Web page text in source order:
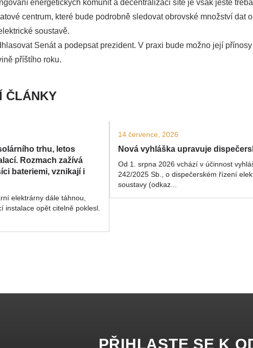
energetických komunit a decentralizaci sítě je však ještě
centrum, které bude podrobně sledovat obrovské množství dat
soustavě.
Senát a podepsat prezident. V praxi bude možno její
příštího roku.
ČLÁNKY
trhu, letos
Rozmach zažívá
bateriemi, vznikají i
elektrárny dále táhnou,
instalace opět citelně poklesl.
14 července, 2026
Nová vyhláška upravuje
Od 1. srpna 2026 vchází v účinnost
242/2025 Sb., o dispečerském řízení
soustavy (odkaz...
PŘIHLASTE SE K